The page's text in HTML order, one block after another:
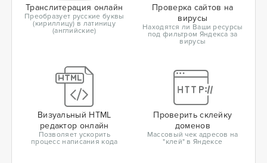
Транслитерация онлайн
Преобразует русские буквы
(кириллицу) в латиницу
(английские)
Проверка сайтов на
вирусы
Находятся ли Ваши ресурсы
под фильтром Яндекса за
вирусы
Визуальный HTML
редактор онлайн
Позволяет ускорить
процесс написания кода
Проверить склейку
доменов
Массовый чек адресов на
"клей" в Яндексе